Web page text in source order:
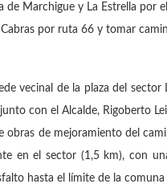
de Marchigue y La Estrella
por ruta 66 y tomar
vecinal de la plaza del
junto con el Alcalde, Rigoberto
obras de mejoramiento del
en el sector (1,5 km), con
hasta el límite de la comuna